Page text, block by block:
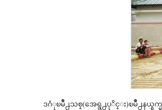
ဒဂံုၿမိဳ႕သစ္(အေရွ႕ပုိင္း)ၿမိဳ႕နယ္စက္